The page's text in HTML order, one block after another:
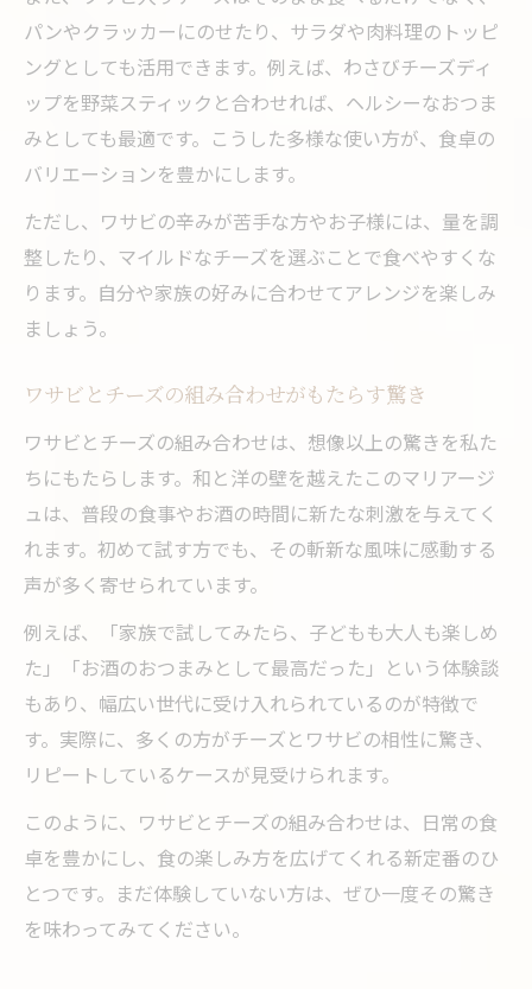
パンやクラッカーにのせたり、サラダや肉料理のトッピ
ングとしても活用できます。例えば、わさびチーズディ
ップを野菜スティックと合わせれば、ヘルシーなおつま
みとしても最適です。こうした多様な使い方が、食卓の
バリエーションを豊かにします。
ただし、ワサビの辛みが苦手な方やお子様には、量を調
整したり、マイルドなチーズを選ぶことで食べやすくな
ります。自分や家族の好みに合わせてアレンジを楽しみ
ましょう。
ワサビとチーズの組み合わせがもたらす驚き
ワサビとチーズの組み合わせは、想像以上の驚きを私た
ちにもたらします。和と洋の壁を越えたこのマリアージ
ュは、普段の食事やお酒の時間に新たな刺激を与えてく
れます。初めて試す方でも、その斬新な風味に感動する
声が多く寄せられています。
例えば、「家族で試してみたら、子どもも大人も楽しめ
た」「お酒のおつまみとして最高だった」という体験談
もあり、幅広い世代に受け入れられているのが特徴で
す。実際に、多くの方がチーズとワサビの相性に驚き、
リピートしているケースが見受けられます。
このように、ワサビとチーズの組み合わせは、日常の食
卓を豊かにし、食の楽しみ方を広げてくれる新定番のひ
とつです。まだ体験していない方は、ぜひ一度その驚き
を味わってみてください。